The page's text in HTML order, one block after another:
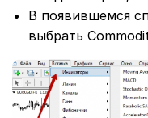
В появившемся
выбрать